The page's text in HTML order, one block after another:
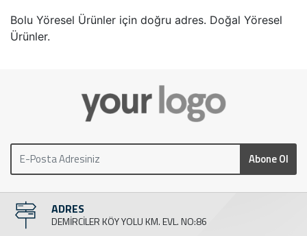
Bolu Yöresel Ürünler için doğru adres. Doğal Yöresel
Ürünler.
Abone Ol
ADRES
DEMİRCİLER KÖY YOLU KM. EVL. NO:86